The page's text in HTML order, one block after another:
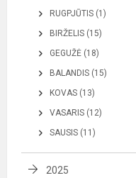
RUGPJŪTIS (1)
BIRŽELIS (15)
GEGUŽĖ (18)
BALANDIS (15)
KOVAS (13)
VASARIS (12)
SAUSIS (11)
2025